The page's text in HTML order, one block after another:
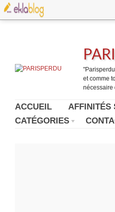
et comme
nécessaire
ACCUEIL AFFINITÉS
CATÉGORIES